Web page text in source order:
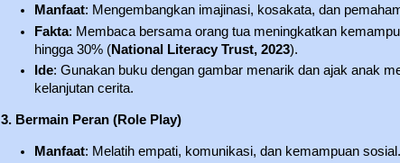
Manfaat: Mengembangkan imajinasi, kosakata, dan
Fakta: Membaca bersama orang tua meningkatkan
hingga 30% (National Literacy Trust, 2023).
Ide: Gunakan buku dengan gambar menarik dan ajak anak
kelanjutan cerita.
3. Bermain Peran (Role Play)
Manfaat: Melatih empati, komunikasi, dan kemampuan sosial.